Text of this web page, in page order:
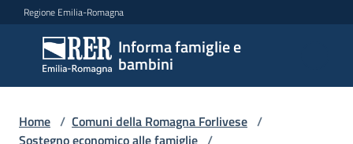
Vai al contenuto
Vai alla navigazione
Vai al footer
Regione Emilia-Romagna
Informa famiglie e
bambini
Informa
famiglie
e
bambini
Home / Comuni della Romagna Forlivese /
Sostegno economico alle famiglie /